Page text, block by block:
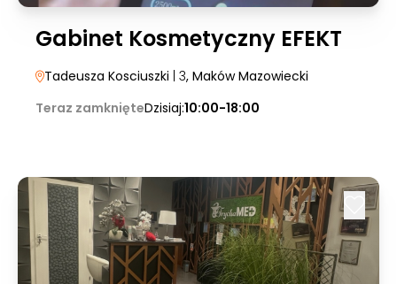
Gabinet Kosmetyczny EFEKT
Tadeusza Kosciuszki | 3, Maków Mazowiecki
Teraz zamknięteDzisiaj:10:00-18:00